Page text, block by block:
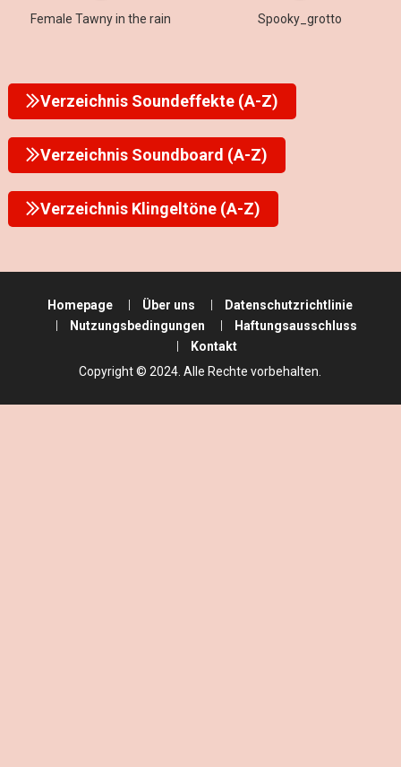
Female Tawny in the rain Spooky_grotto
Verzeichnis Soundeffekte (A-Z)
Verzeichnis Soundboard (A-Z)
Verzeichnis Klingeltöne (A-Z)
Homepage Über uns
Datenschutzrichtlinie
Nutzungsbedingungen
Haftungsausschluss
Kontakt
Copyright © 2024. Alle Rechte vorbehalten.